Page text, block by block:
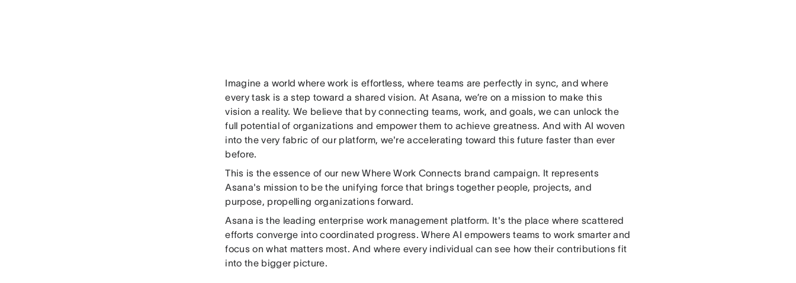
Imagine a world where work is effortless, where teams are perfectly in sync, and where
every task is a step toward a shared vision. At Asana, we’re on a mission to make this
vision a reality. We believe that by connecting teams, work, and goals, we can unlock the
full potential of organizations and empower them to achieve greatness. And with AI woven
into the very fabric of our platform, we're accelerating toward this future faster than ever
before.
This is the essence of our new Where Work Connects brand campaign. It represents
Asana's mission to be the unifying force that brings together people, projects, and
purpose, propelling organizations forward.
Asana is the leading enterprise work management platform. It's the place where scattered
efforts converge into coordinated progress. Where AI empowers teams to work smarter and
focus on what matters most. And where every individual can see how their contributions fit
into the bigger picture.